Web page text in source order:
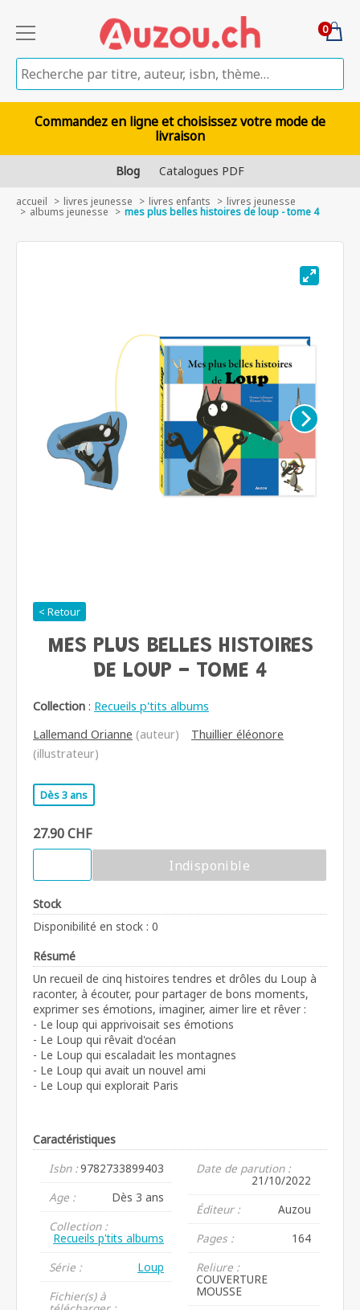
0
Commandez en ligne et choisissez votre mode de
livraison
Blog Catalogues PDF
accueil livres jeunesse livres enfants livres jeunesse
albums jeunesse mes plus belles histoires de loup - tome 4
< Retour
MES PLUS BELLES HISTOIRES
DE LOUP - TOME 4
Collection : Recueils p'tits albums
Lallemand Orianne (auteur)
Thuillier éléonore
(illustrateur)
Dès 3 ans
27.90 CHF
Indisponible
Stock
Disponibilité en stock : 0
Résumé
Un recueil de cinq histoires tendres et drôles du Loup à
raconter, à écouter, pour partager de bons moments,
exprimer ses émotions, imaginer, aimer lire et rêver :
- Le loup qui apprivoisait ses émotions
- Le Loup qui rêvait d'océan
- Le Loup qui escaladait les montagnes
- Le Loup qui avait un nouvel ami
- Le Loup qui explorait Paris
Caractéristiques
Isbn :9782733899403
Age :
Dès 3 ans
Collection :
Recueils p'tits albums
Série :
Loup
Fichier(s) à
Date de parution :
21/10/2022
Éditeur :
Auzou
Pages :
164
Reliure :
COUVERTURE
MOUSSE